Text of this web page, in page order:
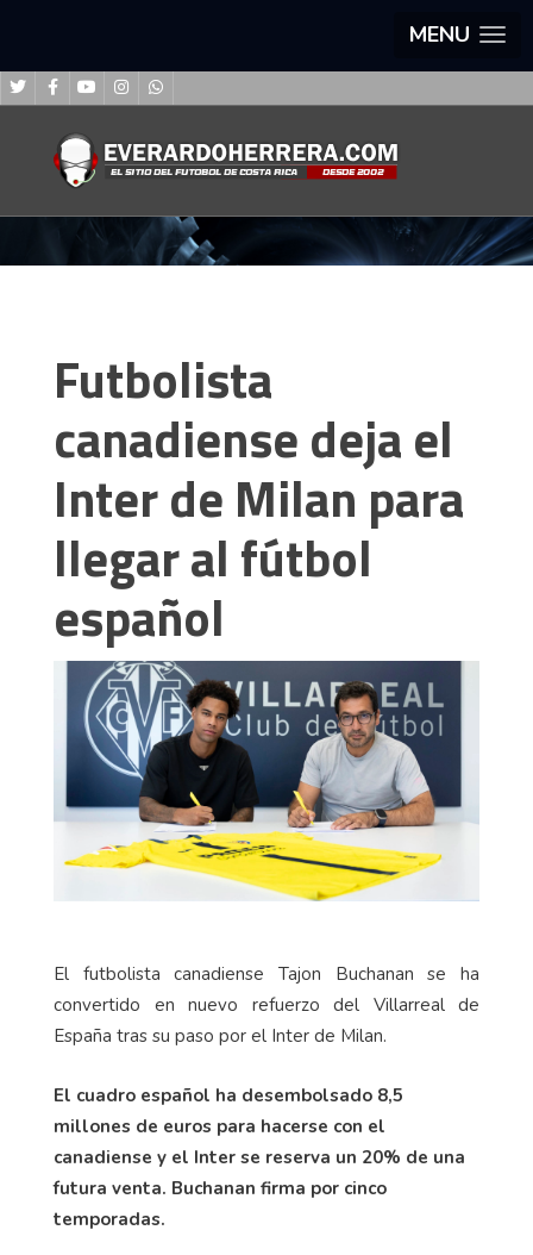
MENU
Futbolista
canadiense deja el
Inter de Milan para
llegar al fútbol
español
El futbolista canadiense Tajon Buchanan se ha
convertido en nuevo refuerzo del Villarreal de
España tras su paso por el Inter de Milan.
El cuadro español ha desembolsado 8,5
millones de euros para hacerse con el
canadiense y el Inter se reserva un 20% de una
futura venta. Buchanan firma por cinco
temporadas.